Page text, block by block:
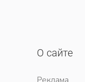
О сайте